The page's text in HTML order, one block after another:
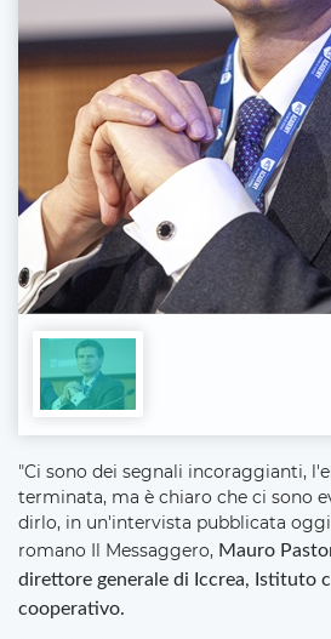
"Ci sono dei segnali incoraggianti,
terminata, ma è chiaro che ci sono
dirlo, in un'intervista pubblicata
romano Il Messaggero, Mauro
direttore generale di Iccrea, Istituto
cooperativo.